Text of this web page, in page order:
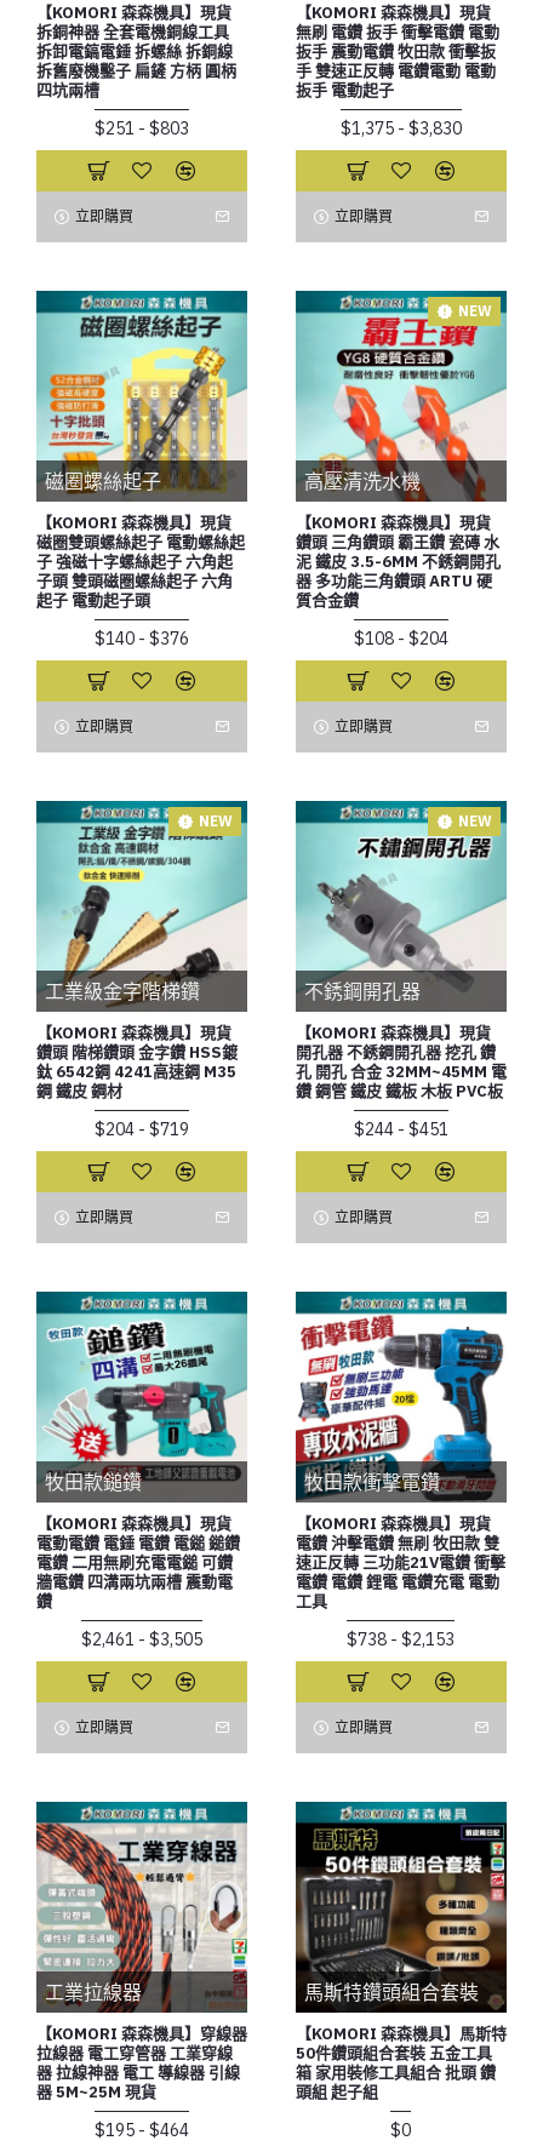
【KOMORI 森森機具】現貨
拆銅神器 全套電機銅線工具
拆卸電鎬電錘 拆螺絲 拆銅線
拆舊廢機鑿子 扁鏟 方柄 圓柄
四坑兩槽
$251 - $803
立即購買
【KOMORI 森森機具】現貨
無刷 電鑽 扳手 衝擊電鑽 電動
扳手 震動電鑽 牧田款 衝擊扳
手 雙速正反轉 電鑽電動 電動
扳手 電動起子
$1,375 - $3,830
立即購買
磁圈螺絲起子
【KOMORI 森森機具】現貨
磁圈雙頭螺絲起子 電動螺絲起
子 強磁十字螺絲起子 六角起
子頭 雙頭磁圈螺絲起子 六角
起子 電動起子頭
$140 - $376
立即購買
NEW
高壓清洗水機
【KOMORI 森森機具】現貨
鑽頭 三角鑽頭 霸王鑽 瓷磚 水
泥 鐵皮 3.5-6MM 不銹鋼開孔
器 多功能三角鑽頭 ARTU 硬
質合金鑽
$108 - $204
立即購買
NEW
工業級金字階梯鑽
【KOMORI 森森機具】現貨
鑽頭 階梯鑽頭 金字鑽 HSS鍍
鈦 6542鋼 4241高速鋼 M35
鋼 鐵皮 鋼材
$204 - $719
立即購買
NEW
不銹鋼開孔器
【KOMORI 森森機具】現貨
開孔器 不銹鋼開孔器 挖孔 鑽
孔 開孔 合金 32MM~45MM 電
鑽 鋼管 鐵皮 鐵板 木板 PVC板
$244 - $451
立即購買
牧田款鎚鑽
【KOMORI 森森機具】現貨
電動電鑽 電錘 電鑽 電鎚 鎚鑽
電鑽 二用無刷充電電鎚 可鑽
牆電鑽 四溝兩坑兩槽 震動電
鑽
$2,461 - $3,505
立即購買
牧田款衝擊電鑽
【KOMORI 森森機具】現貨
電鑽 沖擊電鑽 無刷 牧田款 雙
速正反轉 三功能21V電鑽 衝擊
電鑽 電鑽 鋰電 電鑽充電 電動
工具
$738 - $2,153
立即購買
工業拉線器
【KOMORI 森森機具】穿線器
拉線器 電工穿管器 工業穿線
器 拉線神器 電工 導線器 引線
器 5M~25M 現貨
$195 - $464
馬斯特鑽頭組合套裝
【KOMORI 森森機具】馬斯特
50件鑽頭組合套裝 五金工具
箱 家用裝修工具組合 批頭 鑽
頭組 起子組
$0